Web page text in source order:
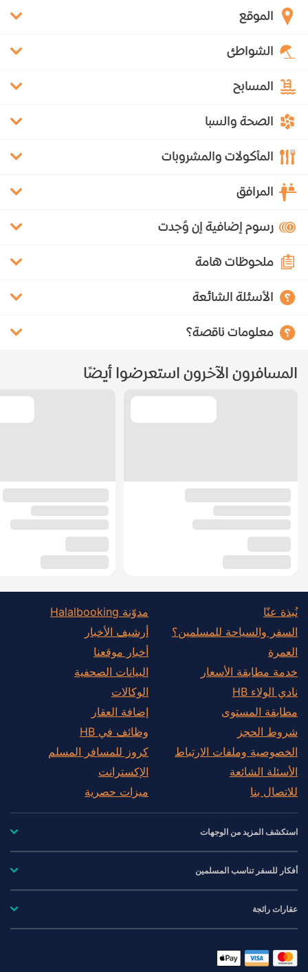
الموقع
الشواطئ
المسابح
الصحة والسبا
المأكولات والمشروبات
المرافق
رسوم إضافية إن وُجدت
ملحوظات هامة
الأسئلة الشائعة
معلومات ناقصة؟
المسافرون الآخرون استعرضوا أيضًا
نُبذة عنّا
السفر والسياحة للمسلمين؟
العمرة
خدمة مطابقة الأسعار
نادي الولاء HB
مطابقة المستوى
شروط الحجز
الخصوصية وملفات الارتباط
الأسئلة الشائعة
للاتصال بنا
مدوّنة Halalbooking
أرشيف الأخبار
أخبار موقعنا
البيانات الصحفية
الوكالات
إضافة العقار
وظائف في HB
كروز للمسافر المسلم
الإكسترانت
ميزات حصرية
استكشف المزيد من الوجهات
أفكار للسفر تناسب المسلمين
عقارات رائجة